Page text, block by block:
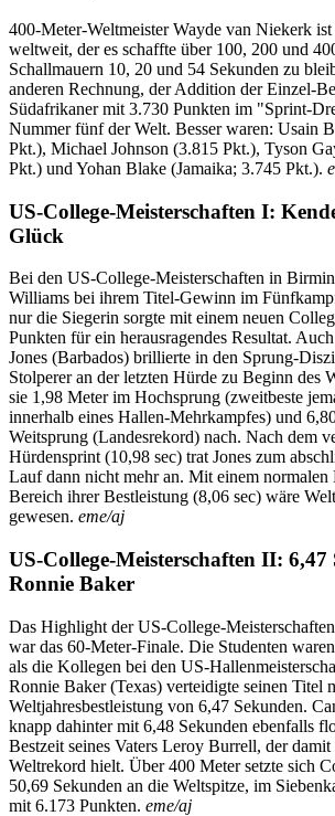
400-Meter-Weltmeister Wayde van Niekerk ist
weltweit, der es schaffte über 100, 200 und
Schallmauern 10, 20 und 54 Sekunden zu
anderen Rechnung, der Addition der Einzel-
Südafrikaner mit 3.730 Punkten im "Sprint-
Nummer fünf der Welt. Besser waren: Usain
Pkt.), Michael Johnson (3.815 Pkt.), Tyson
Pkt.) und Yohan Blake (Jamaika; 3.745 Pkt.).
US-College-Meisterschaften I:
Glück
Bei den US-College-Meisterschaften in
Williams bei ihrem Titel-Gewinn im
nur die Siegerin sorgte mit einem neuen
Punkten für ein herausragendes Resultat.
Jones (Barbados) brillierte in den Sprung-
Stolperer an der letzten Hürde zu Beginn des
sie 1,98 Meter im Hochsprung (zweitbeste
innerhalb eines Hallen-Mehrkampfes) und
Weitsprung (Landesrekord) nach. Nach dem
Hürdensprint (10,98 sec) trat Jones zum
Lauf dann nicht mehr an. Mit einem normalen
Bereich ihrer Bestleistung (8,06 sec) wäre
gewesen. eme/aj
US-College-Meisterschaften II: 6,47
Ronnie Baker
Das Highlight der US-College-
war das 60-Meter-Finale. Die Studenten
als die Kollegen bei den US-
Ronnie Baker (Texas) verteidigte seinen Titel
Weltjahresbestleistung von 6,47 Sekunden.
knapp dahinter mit 6,48 Sekunden ebenfalls
Bestzeit seines Vaters Leroy Burrell, der
Weltrekord hielt. Über 400 Meter setzte sich
50,69 Sekunden an die Weltspitze, im
mit 6.173 Punkten. eme/aj